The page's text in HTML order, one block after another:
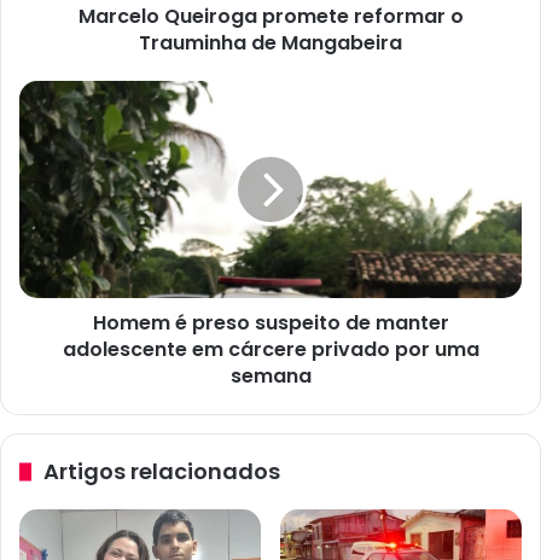
o
g
a
p
m
e
t
o
r
o
Marcelo Queiroga promete reformar o
Trauminha de Mangabeira
H
o
m
e
m
é
r
e
t
o
Homem é preso suspeito de manter
adolescente em cárcere privado por uma
semana
Artigos relacionados